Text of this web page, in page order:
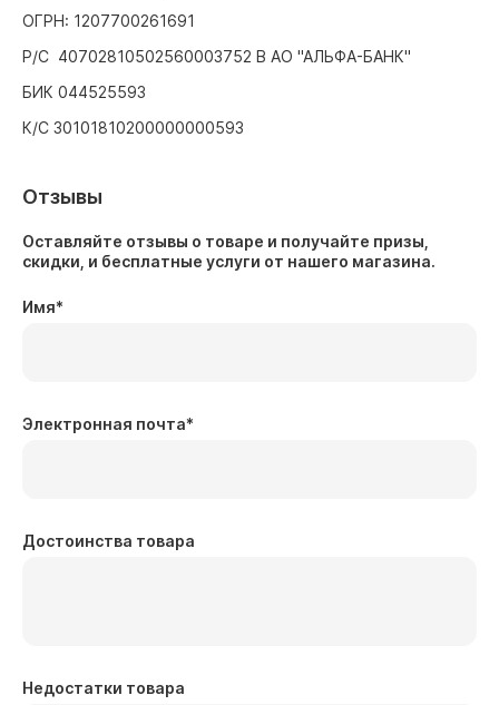
ОГРН: 1207700261691
Р/С 40702810502560003752 В АО "АЛЬФА-БАНК"
БИК 044525593
К/С 30101810200000000593
Отзывы
Оставляйте отзывы о товаре и получайте призы,
скидки, и бесплатные услуги от нашего магазина.
Имя*
Электронная почта*
Достоинства товара
Недостатки товара